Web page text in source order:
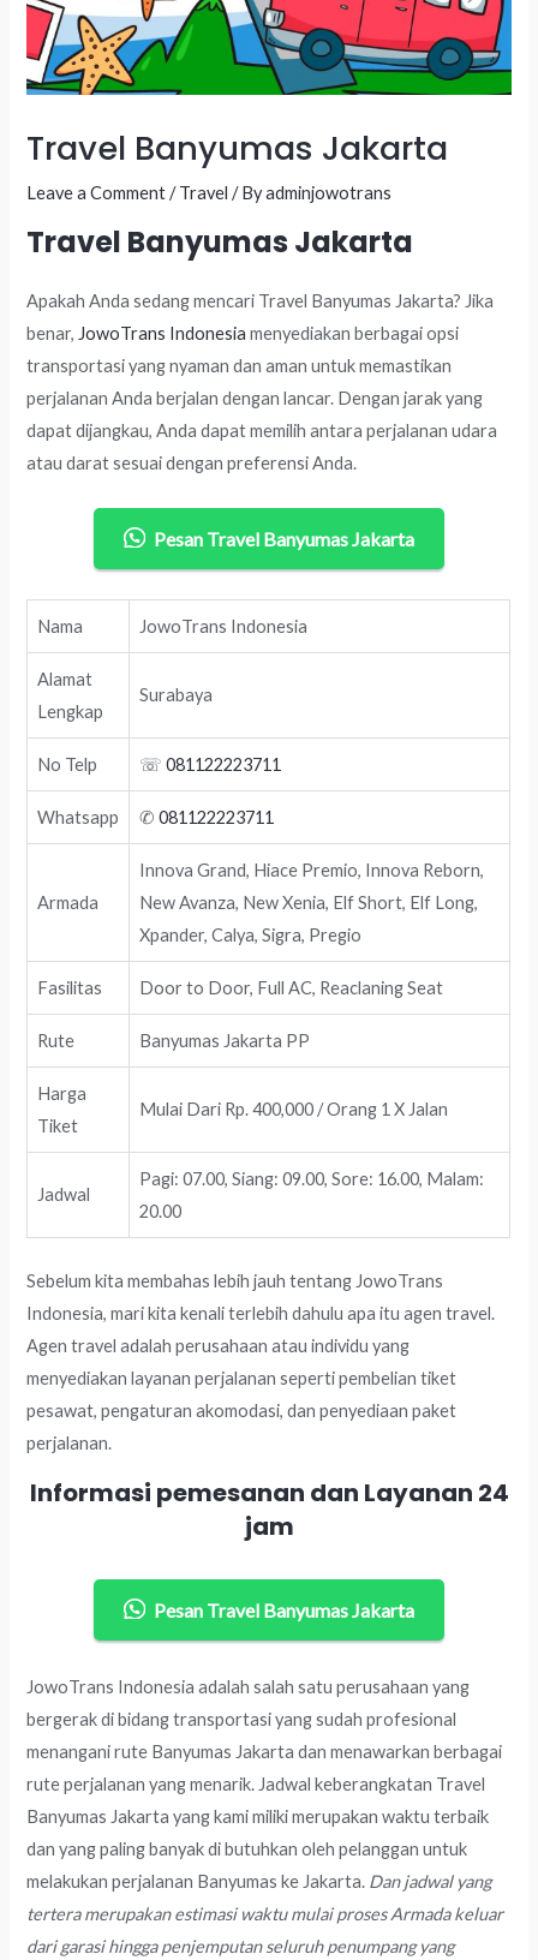
Travel Banyumas Jakarta
Leave a Comment /Travel / Byadminjowotrans
Travel Banyumas Jakarta
Apakah Anda sedang mencari Travel Banyumas Jakarta? Jika
benar, JowoTrans Indonesia menyediakan berbagai opsi
transportasi yang nyaman dan aman untuk memastikan
perjalanan Anda berjalan dengan lancar. Dengan jarak yang
dapat dijangkau, Anda dapat memilih antara perjalanan udara
atau darat sesuai dengan preferensi Anda.
Pesan Travel Banyumas Jakarta
Nama JowoTrans Indonesia
Alamat
Lengkap
Surabaya
No Telp ☏081122223711
Whatsapp ✆081122223711
Armada
Innova Grand, Hiace Premio, Innova Reborn,
New Avanza, New Xenia, Elf Short, Elf Long,
Xpander, Calya, Sigra, Pregio
Fasilitas Door to Door, Full AC, Reaclaning Seat
Rute Banyumas Jakarta PP
Harga
Tiket
Mulai Dari Rp. 400,000 / Orang 1 X Jalan
Jadwal
Pagi: 07.00, Siang: 09.00, Sore: 16.00, Malam:
20.00
Sebelum kita membahas lebih jauh tentang JowoTrans
Indonesia, mari kita kenali terlebih dahulu apa itu agen travel.
Agen travel adalah perusahaan atau individu yang
menyediakan layanan perjalanan seperti pembelian tiket
pesawat, pengaturan akomodasi, dan penyediaan paket
perjalanan.
Informasi pemesanan dan Layanan 24
jam
Pesan Travel Banyumas Jakarta
JowoTrans Indonesia adalah salah satu perusahaan yang
bergerak di bidang transportasi yang sudah profesional
menangani rute Banyumas Jakarta dan menawarkan berbagai
rute perjalanan yang menarik. Jadwal keberangkatan Travel
Banyumas Jakarta yang kami miliki merupakan waktu terbaik
dan yang paling banyak di butuhkan oleh pelanggan untuk
melakukan perjalanan Banyumas ke Jakarta. Dan jadwal yang
tertera merupakan estimasi waktu mulai proses Armada keluar
dari garasi hingga penjemputan seluruh penumpang yang